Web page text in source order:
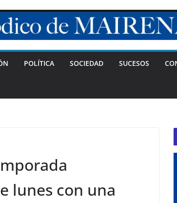
POLÍTICA SOCIEDAD SUCESOS
lunes con una